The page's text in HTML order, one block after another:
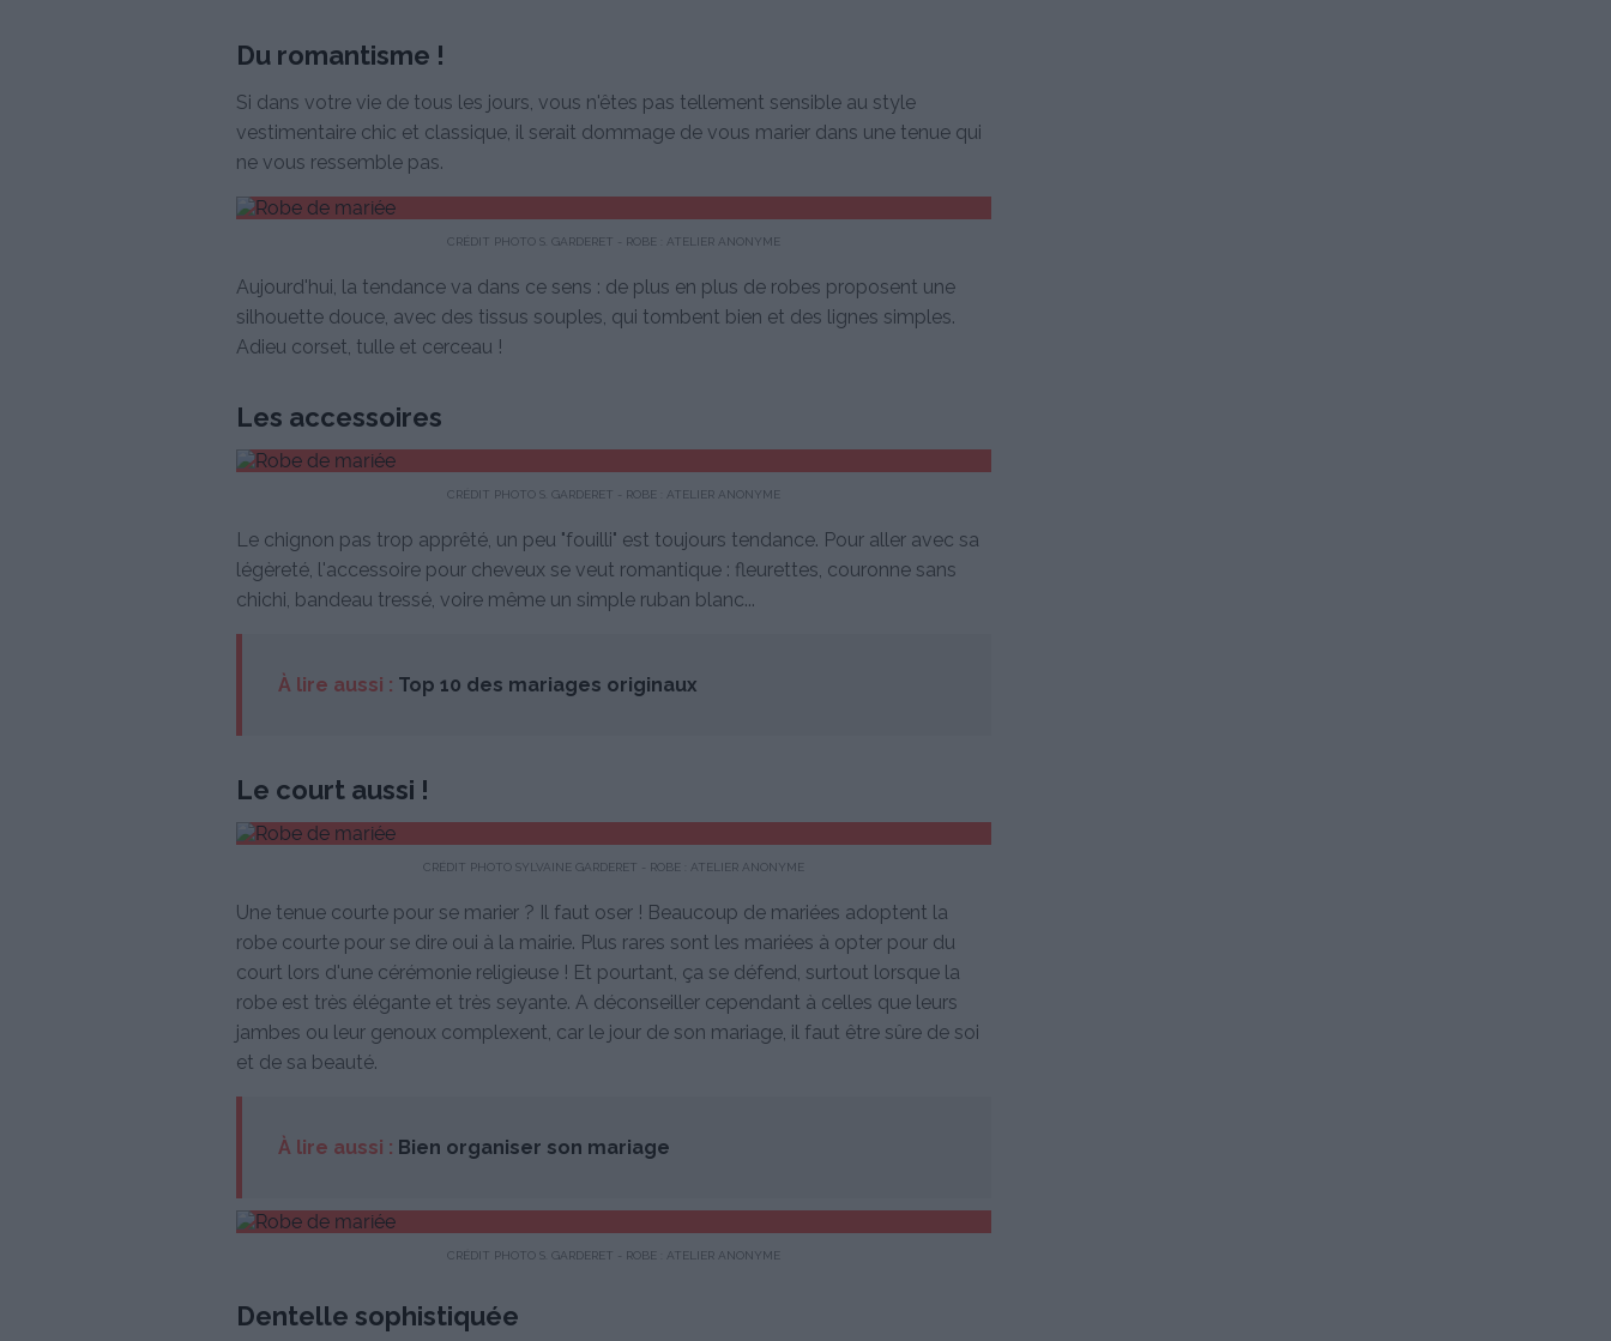
Du romantisme !
Si dans votre vie de tous les jours, vous n'êtes pas tellement sensible au style
vestimentaire chic et classique, il serait dommage de vous marier dans une tenue qui
ne vous ressemble pas.
CRÉDIT PHOTO S. GARDERET - ROBE : ATELIER ANONYME
Aujourd'hui, la tendance va dans ce sens : de plus en plus de robes proposent une
silhouette douce, avec des tissus souples, qui tombent bien et des lignes simples.
Adieu corset, tulle et cerceau !
Les accessoires
CRÉDIT PHOTO S. GARDERET - ROBE : ATELIER ANONYME
Le chignon pas trop apprêté, un peu "fouilli" est toujours tendance. Pour aller avec sa
légèreté, l'accessoire pour cheveux se veut romantique : fleurettes, couronne sans
chichi, bandeau tressé, voire même un simple ruban blanc...
À lire aussi : Top 10 des mariages originaux
Le court aussi !
CRÉDIT PHOTO SYLVAINE GARDERET - ROBE : ATELIER ANONYME
Une tenue courte pour se marier ? Il faut oser ! Beaucoup de mariées adoptent la
robe courte pour se dire oui à la mairie. Plus rares sont les mariées à opter pour du
court lors d'une cérémonie religieuse ! Et pourtant, ça se défend, surtout lorsque la
robe est très élégante et très seyante. A déconseiller cependant à celles que leurs
jambes ou leur genoux complexent, car le jour de son mariage, il faut être sûre de soi
et de sa beauté.
À lire aussi : Bien organiser son mariage
CRÉDIT PHOTO S. GARDERET - ROBE : ATELIER ANONYME
Dentelle sophistiquée